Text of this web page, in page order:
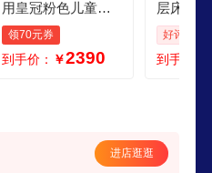
用皇冠粉色儿童公
主床小户型轻奢真
皮抽屉女孩卧室单
人床 单床 颜色备注
领70元券
到手价： ￥2390
层床小
低床松
童上下
上100下
好评率:
到手价：
进店逛逛